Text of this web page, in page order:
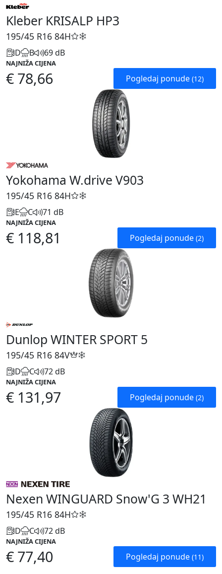
Kleber KRISALP HP3
195/45 R16 84H
D B 69 dB
NAJNIŽA CIJENA
€ 78,66 Pogledaj ponude (12)
Yokohama W.drive V903
195/45 R16 84H
E C 71 dB
NAJNIŽA CIJENA
€ 118,81 Pogledaj ponude (2)
Dunlop WINTER SPORT 5
195/45 R16 84V
D C 72 dB
NAJNIŽA CIJENA
€ 131,97 Pogledaj ponude (2)
Nexen WINGUARD Snow'G 3 WH21
195/45 R16 84H
D C 72 dB
NAJNIŽA CIJENA
€ 77,40 Pogledaj ponude (11)